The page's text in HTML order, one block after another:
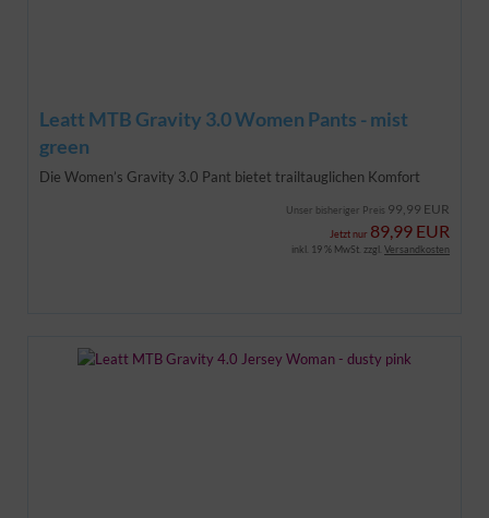
Leatt MTB Gravity 3.0 Women Pants - mist
green
Die Women’s Gravity 3.0 Pant bietet trailtauglichen Komfort
Unser bisheriger Preis 99,99 EUR
Jetzt nur 89,99 EUR
inkl. 19 % MwSt. zzgl. Versandkosten